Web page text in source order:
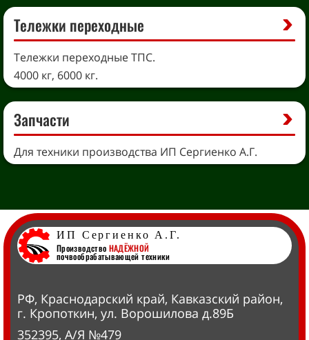
Тележки переходные
Тележки переходные ТПС.
4000 кг, 6000 кг.
Запчасти
Для техники производства ИП Сергиенко А.Г.
ИП Сергиенко А.Г.
Производство НАДЁЖНОЙ
почвообрабатывающей техники
РФ, Краснодарский край, Кавказский район,
г. Кропоткин, ул. Ворошилова д.89Б
352395, А/Я №479